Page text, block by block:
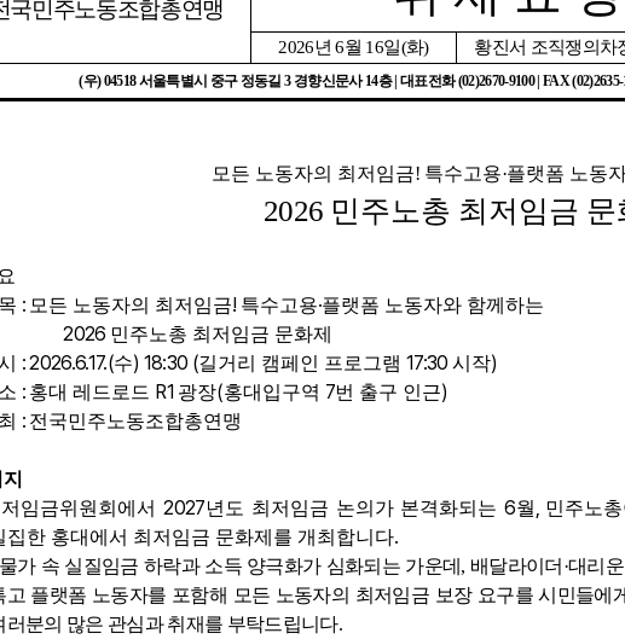
국민주노동조합총연맹
2026년6월 16일(화) 황진서 조직쟁의차
(우) 04518서울특별시 중구 정동길3 경향신문사14층 대표전화(02)2670-9100 | FAX (02)2635-
모든 노동자의 최저임금! 특수고용·플랫폼 노동
2026 민주노총 최저임금 문
: 모든 노동자의 최저임금! 특수고용·플랫폼 노동자와 함께하는
민주노총 최저임금 문화제
: 2026.6.17.(수) 18:30 (길거리 캠페인 프로그램17:30시작)
: 홍대 레드로드 R1 광장(홍대입구역 7번 출구 인근)
: 전국민주노동조합총연맹
임금위원회에서2027년도 최저임금 논의가 본격화되는6월, 민주노
집한 홍대에서 최저임금 문화제를 개최합니다.
가 속 실질임금 하락과 소득 양극화가 심화되는 가운데 , 배달라이더 ·대리
고 플랫폼 노동자를 포함해 모든 노동자의 최저임금 보장 요구를 시민들에
러분의 많은 관심과 취재를 부탁드립니다.